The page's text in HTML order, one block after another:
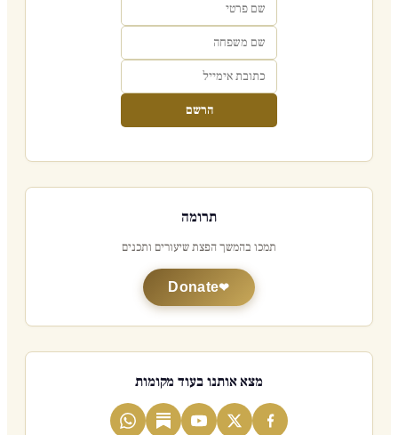
הרשם
תרומה
תמכו בהמשך הפצת שיעורים ותכנים
Donate
מצא אותנו בעוד מקומות